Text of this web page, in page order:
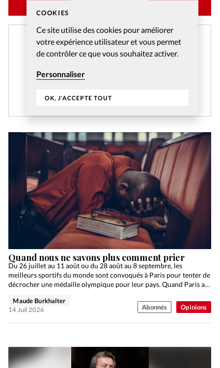
COOKIES
Ce site utilise des cookies pour améliorer
votre expérience utilisateur et vous permet
de contrôler ce que vous souhaitez activer.
Personnaliser
OK, J'ACCEPTE TOUT
Créer un compte gratuitement
Et profitez gratuitement de l'accès aux articles web
réservés aux abonnés pendant 14 jours.
CRÉER MON COMPTE
Opinions
Quand nous ne savons plus comment prier
Du 26 juillet au 11 août ou du 28 août au 8 septembre, les
meilleurs sportifs du monde sont convoqués à Paris pour tenter de
décrocher une médaille olympique pour leur pays. Quand Paris a…
Maude Burkhalter
14 Juil 2026
Abonnés